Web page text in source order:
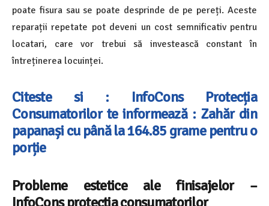
poate fisura sau se poate desprinde de pe pereți. Aceste
reparații repetate pot deveni un cost semnificativ pentru
locatari, care vor trebui să investească constant în
întreținerea locuinței.
Citeste si : InfoCons Protecția
Consumatorilor te informează : Zahăr din
papanași cu până la 164.85 grame pentru o
porție
Probleme estetice ale finisajelor –